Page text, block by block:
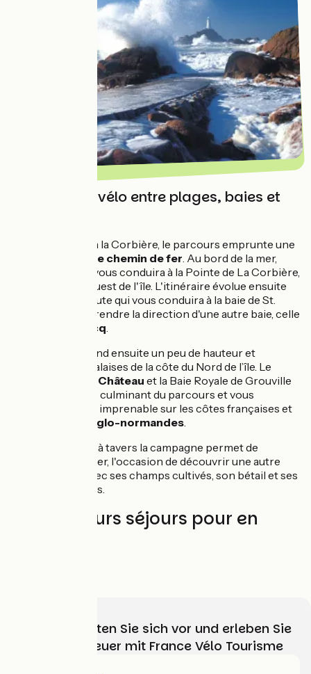
Un parcours vélo entre plages, baies et
De Saint-Helier à la Corbière, le parcours emprunte une
ancienne voie de chemin de fer. Au bord de la mer,
cette voie verte vous conduira à la Pointe de La Corbière,
situé le plus à l'Ouest de l'île. L'itinéraire évolue ensuite
sur une petite route qui vous conduira à la baie de St.
Ouen, avant de prendre la direction d'une autre baie, celle
Greve de Lecq.
La véloroute prend ensuite un peu de hauteur et
s'approche des falaises de la côte du Nord de l’île. Le
Mont Orgueil le Château et la Baie Royale de Grouville
seront les points culminant du parcours et vous
offriront une vue imprenable sur les côtes françaises et
îles anglo-normandes.
Une petite route à tavers la campagne permet de
rejoindre St-Helier, l'occasion de découvrir une autre
facette de l'île avec ses champs cultivés, son bétail et ses
anciennes fermes.
Les meilleurs séjours pour en
Wählen, bereiten Sie sich vor und erleben Sie
Ihr Radabenteuer mit France Vélo Tourisme